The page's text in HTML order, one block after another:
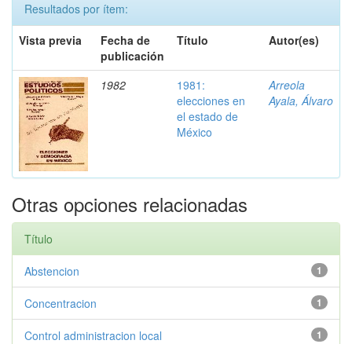
Resultados por ítem:
Vista previa
Fecha de
publicación
Título Autor(es)
1982
1981:
elecciones en
el estado de
México
Arreola
Ayala, Álvaro
Otras opciones relacionadas
Título
1
Abstencion
1
Concentracion
1
Control administracion local